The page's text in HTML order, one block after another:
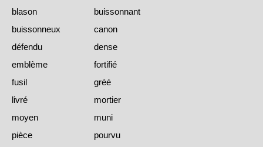
blason
buissonnant
buissonneux
canon
défendu
dense
emblème
fortifié
fusil
gréé
livré
mortier
moyen
muni
pièce
pourvu